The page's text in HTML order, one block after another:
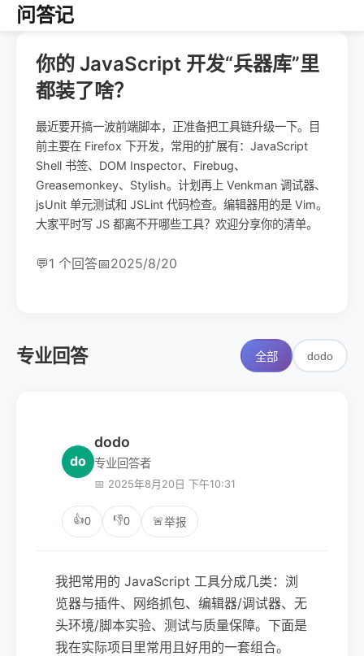
问答记
你的 JavaScript 开发“兵器库”里
都装了啥？
最近要开搞一波前端脚本，正准备把工具链升级一下。目
前主要在 Firefox 下开发，常用的扩展有：JavaScript
Shell 书签、DOM Inspector、Firebug、
Greasemonkey、Stylish。计划再上 Venkman 调试器、
jsUnit 单元测试和 JSLint 代码检查。编辑器用的是 Vim。
大家平时写 JS 都离不开哪些工具？欢迎分享你的清单。
💬1 个回答📅2025/8/20
专业回答 全部 dodo
do
dodo
专业回答者
📅 2025年8月20日 下午10:31
👍0 👎0 🚨举报
我把常用的 JavaScript 工具分成几类：浏
览器与插件、网络抓包、编辑器/调试器、无
头环境/脚本实验、测试与质量保障。下面是
我在实际项目里常用且好用的一套组合。